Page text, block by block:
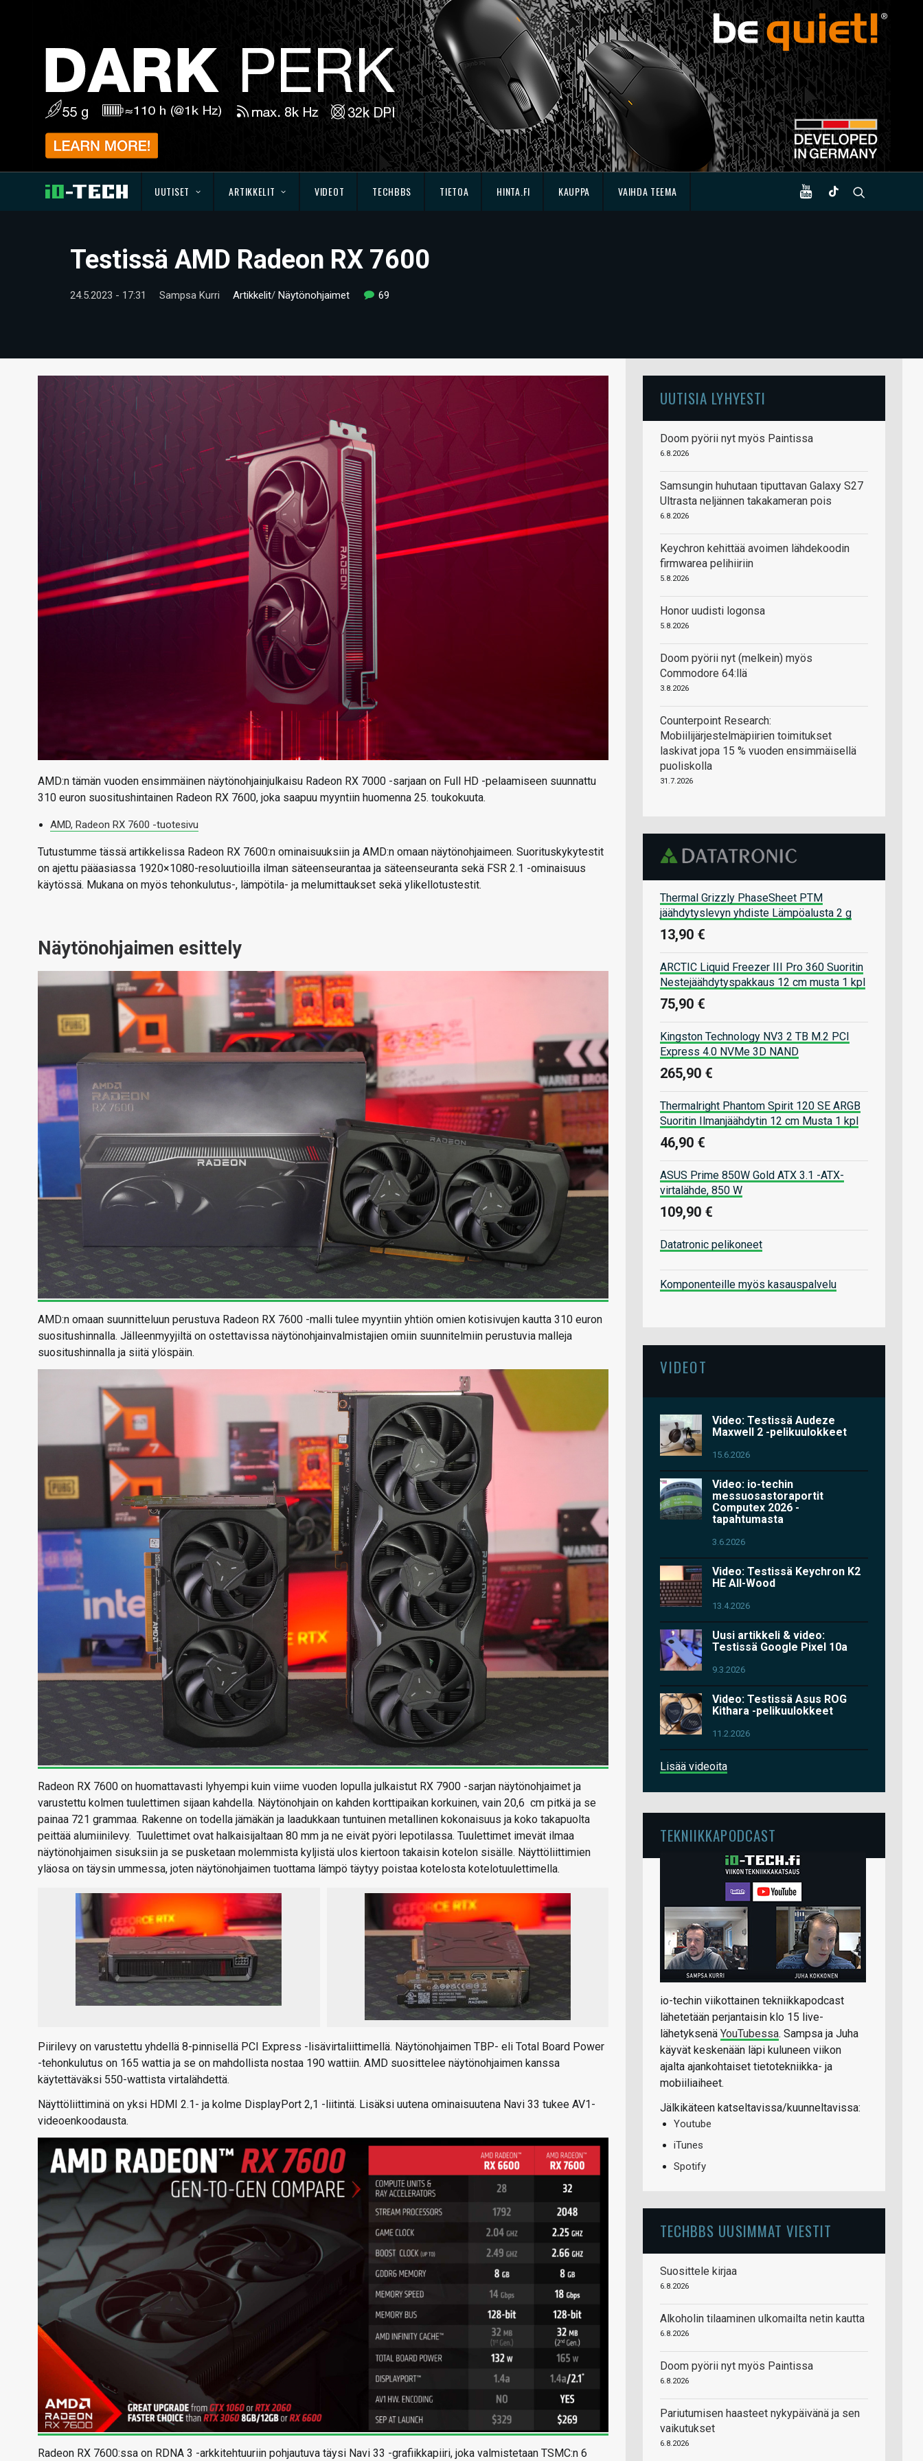
UUTISET ARTIKKELIT VIDEOT TECHBBS TIETOA HINTA.FI KAUPPA VAIHDA TEEMA
Testissä AMD Radeon RX 7600
24.5.2023 - 17:31 Sampsa Kurri Artikkelit/ Näytönohjaimet 69
AMD:n tämän vuoden ensimmäinen näytönohjainjulkaisu Radeon RX 7000 -sarjaan on Full HD -pelaamiseen suunnattu
310 euron suositushintainen Radeon RX 7600, joka saapuu myyntiin huomenna 25. toukokuuta.
AMD, Radeon RX 7600 -tuotesivu
Tutustumme tässä artikkelissa Radeon RX 7600:n ominaisuuksiin ja AMD:n omaan näytönohjaimeen. Suorituskykytestit
on ajettu pääasiassa 1920×1080-resoluutioilla ilman säteenseurantaa ja säteenseuranta sekä FSR 2.1 -ominaisuus
käytössä. Mukana on myös tehonkulutus-, lämpötila- ja melumittaukset sekä ylikellotustestit.
Näytönohjaimen esittely
AMD:n omaan suunnitteluun perustuva Radeon RX 7600 -malli tulee myyntiin yhtiön omien kotisivujen kautta 310 euron
suositushinnalla. Jälleenmyyjiltä on ostettavissa näytönohjainvalmistajien omiin suunnitelmiin perustuvia malleja
suositushinnalla ja siitä ylöspäin.
Radeon RX 7600 on huomattavasti lyhyempi kuin viime vuoden lopulla julkaistut RX 7900 -sarjan näytönohjaimet ja
varustettu kolmen tuulettimen sijaan kahdella. Näytönohjain on kahden korttipaikan korkuinen, vain 20,6 cm pitkä ja se
painaa 721 grammaa. Rakenne on todella jämäkän ja laadukkaan tuntuinen metallinen kokonaisuus ja koko takapuolta
peittää alumiinilevy. Tuulettimet ovat halkaisijaltaan 80 mm ja ne eivät pyöri lepotilassa. Tuulettimet imevät ilmaa
näytönohjaimen sisuksiin ja se pusketaan molemmista kyljistä ulos kiertoon takaisin kotelon sisälle. Näyttöliittimien
yläosa on täysin ummessa, joten näytönohjaimen tuottama lämpö täytyy poistaa kotelosta kotelotuulettimella.
Piirilevy on varustettu yhdellä 8-pinnisellä PCI Express -lisävirtaliittimellä. Näytönohjaimen TBP- eli Total Board Power
-tehonkulutus on 165 wattia ja se on mahdollista nostaa 190 wattiin. AMD suosittelee näytönohjaimen kanssa
käytettäväksi 550-wattista virtalähdettä.
Näyttöliittiminä on yksi HDMI 2.1- ja kolme DisplayPort 2,1 -liitintä. Lisäksi uutena ominaisuutena Navi 33 tukee AV1-
videoenkoodausta.
Radeon RX 7600:ssa on RDNA 3 -arkkitehtuuriin pohjautuva täysi Navi 33 -grafiikkapiiri, joka valmistetaan TSMC:n 6
UUTISIA LYHYESTI
Doom pyörii nyt myös Paintissa
6.8.2026
Samsungin huhutaan tiputtavan Galaxy S27
Ultrasta neljännen takakameran pois
6.8.2026
Keychron kehittää avoimen lähdekoodin
firmwarea pelihiiriin
5.8.2026
Honor uudisti logonsa
5.8.2026
Doom pyörii nyt (melkein) myös
Commodore 64:llä
3.8.2026
Counterpoint Research:
Mobiilijärjestelmäpiirien toimitukset
laskivat jopa 15 % vuoden ensimmäisellä
puoliskolla
31.7.2026
Thermal Grizzly PhaseSheet PTM
jäähdytyslevyn yhdiste Lämpöalusta 2 g
13,90 €
ARCTIC Liquid Freezer III Pro 360 Suoritin
Nestejäähdytyspakkaus 12 cm musta 1 kpl
75,90 €
Kingston Technology NV3 2 TB M.2 PCI
Express 4.0 NVMe 3D NAND
265,90 €
Thermalright Phantom Spirit 120 SE ARGB
Suoritin Ilmanjäähdytin 12 cm Musta 1 kpl
46,90 €
ASUS Prime 850W Gold ATX 3.1 -ATX-
virtalähde, 850 W
109,90 €
Datatronic pelikoneet
Komponenteille myös kasauspalvelu
VIDEOT
Video: Testissä Audeze
Maxwell 2 -pelikuulokkeet
15.6.2026
Video: io-techin
messuosastoraportit
Computex 2026 -
tapahtumasta
3.6.2026
Video: Testissä Keychron K2
HE All-Wood
13.4.2026
Uusi artikkeli & video:
Testissä Google Pixel 10a
9.3.2026
Video: Testissä Asus ROG
Kithara -pelikuulokkeet
11.2.2026
Lisää videoita
TEKNIIKKAPODCAST
io-techin viikottainen tekniikkapodcast
lähetetään perjantaisin klo 15 live-
lähetyksenä YouTubessa. Sampsa ja Juha
käyvät keskenään läpi kuluneen viikon
ajalta ajankohtaiset tietotekniikka- ja
mobiiliaiheet.
Jälkikäteen katseltavissa/kuunneltavissa:
Youtube
iTunes
Spotify
TECHBBS UUSIMMAT VIESTIT
Suosittele kirjaa
6.8.2026
Alkoholin tilaaminen ulkomailta netin kautta
6.8.2026
Doom pyörii nyt myös Paintissa
6.8.2026
Pariutumisen haasteet nykypäivänä ja sen
vaikutukset
6.8.2026